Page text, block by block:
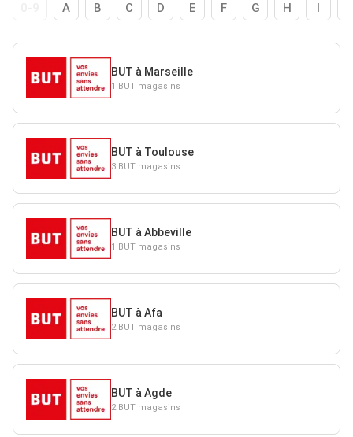
A B C D E F G H I
BUT à Marseille
1 BUT magasins
BUT à Toulouse
3 BUT magasins
BUT à Abbeville
1 BUT magasins
BUT à Afa
2 BUT magasins
BUT à Agde
2 BUT magasins